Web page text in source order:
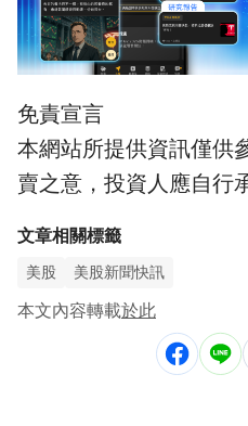
免責宣言
本網站所提供資訊僅供
賣之意，投資人應自行
文章相關標籤
美股 美股新聞快訊
本文內容轉載於此